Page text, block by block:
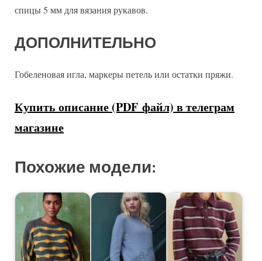
спицы 5 мм для вязания рукавов.
ДОПОЛНИТЕЛЬНО
Гобеленовая игла, маркеры петель или остатки пряжи.
Купить описание (PDF файл) в телеграм
магазине
Похожие модели: